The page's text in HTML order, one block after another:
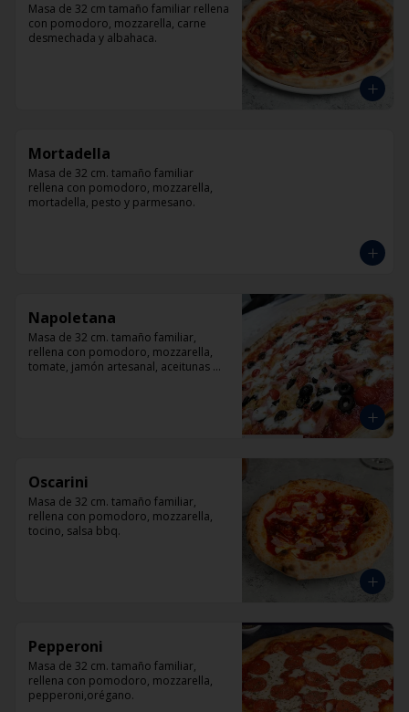
Masa de 32 cm tamaño familiar rellena
con pomodoro, mozzarella, carne
desmechada y albahaca.
Mortadella
Masa de 32 cm. tamaño familiar
rellena con pomodoro, mozzarella,
mortadella, pesto y parmesano.
Napoletana
Masa de 32 cm. tamaño familiar,
rellena con pomodoro, mozzarella,
tomate, jamón artesanal, aceitunas
Oscarini
Masa de 32 cm. tamaño familiar,
rellena con pomodoro, mozzarella,
tocino, salsa bbq.
Pepperoni
Masa de 32 cm. tamaño familiar,
rellena con pomodoro, mozzarella,
pepperoni,orégano.